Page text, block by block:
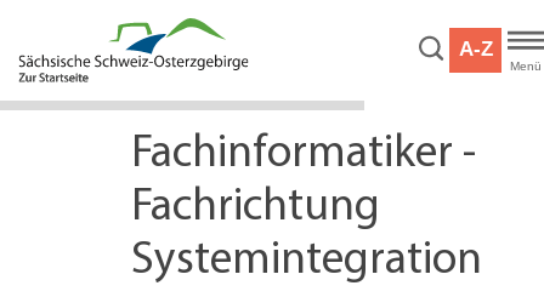
Hauptinhalt
Service
A-Z
Menü
Fachinformatiker -
Fachrichtung
Systemintegration